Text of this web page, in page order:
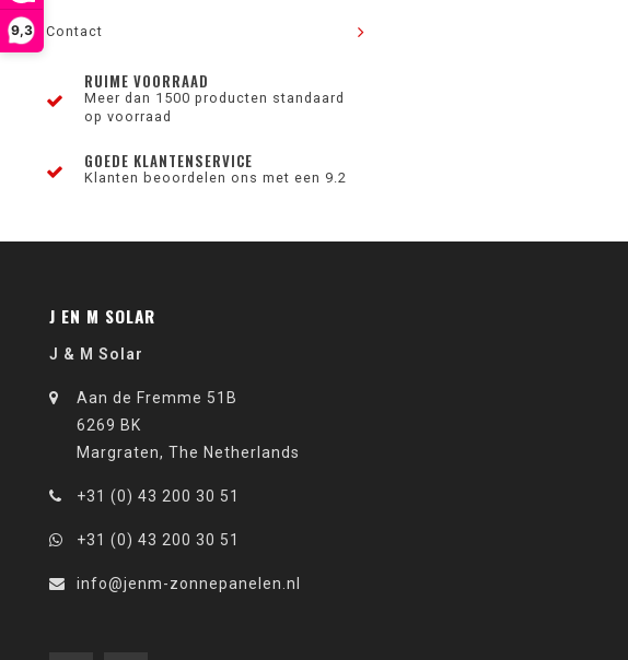
9,3 Contact
RUIME VOORRAAD
Meer dan 1500 producten standaard
op voorraad
GOEDE KLANTENSERVICE
Klanten beoordelen ons met een 9.2
J EN M SOLAR
J & M Solar
Aan de Fremme 51B
6269 BK
Margraten, The Netherlands
+31 (0) 43 200 30 51
+31 (0) 43 200 30 51
info@jenm-zonnepanelen.nl